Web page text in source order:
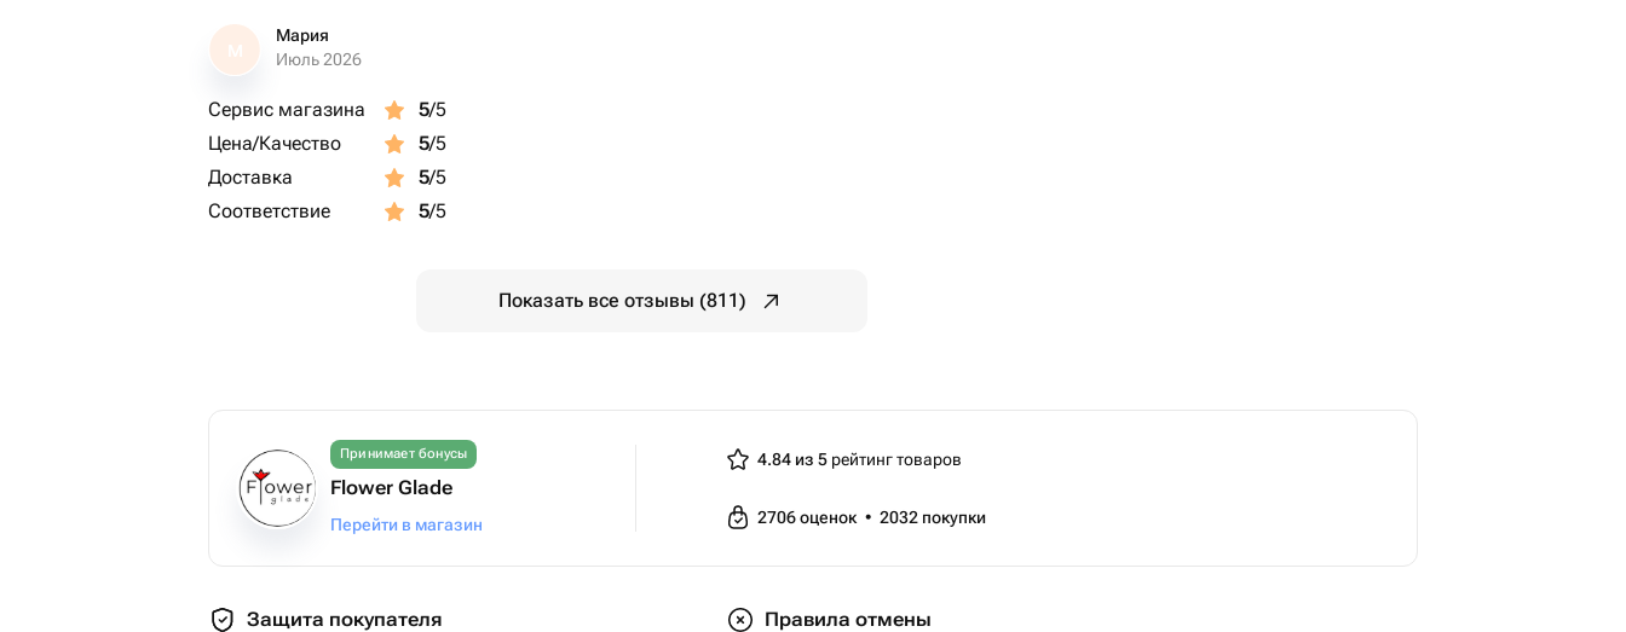
М
Мария
Июль 2026
Сервис магазина 5/5
Цена/Качество
5/5
Доставка
5/5
Соответствие
5/5
Показать все отзывы (811)
Принимает бонусы
Flower Glade
Перейти в магазин
4.84 из 5 рейтинг товаров
2706оценок • 2032 покупки
Защита покупателя Правила отмены